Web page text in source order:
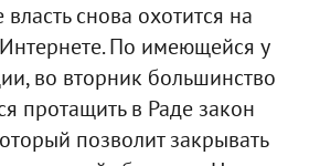
снова охотится на
По имеющейся у
во вторник большинство
протащить в Раде закон
позволит закрывать